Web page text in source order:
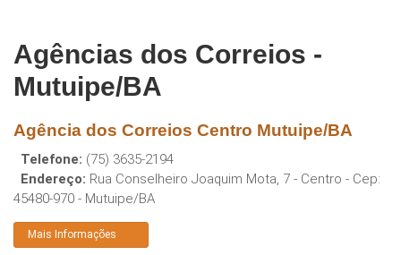
Agências dos Correios -
Mutuipe/BA
Agência dos Correios Centro Mutuipe/BA
Telefone: (75) 3635-2194
Endereço: Rua Conselheiro Joaquim Mota, 7 - Centro - Cep:
45480-970 - Mutuipe/BA
Mais Informações